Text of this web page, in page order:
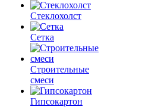
Стеклохолст
Сетка
Строительные
смеси
Гипсокартон